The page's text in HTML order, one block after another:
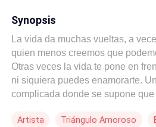
Synopsis
La vida da muchas vueltas, a
quien menos creemos que
Otras veces la vida te pone en
ni siquiera puedes enamorarte.
complicada donde se supone
REPRODUCCIÓN TOTAL O
Artista Triángulo Amoroso